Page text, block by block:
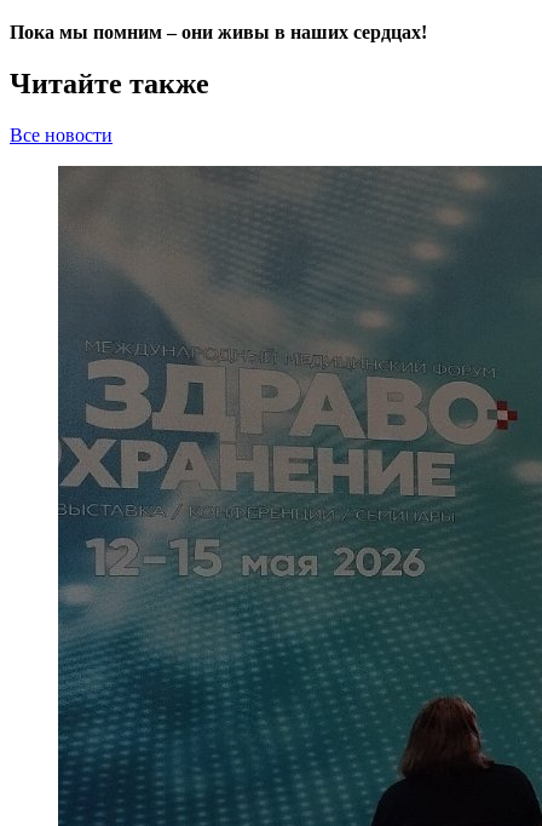
Пока мы помним – они живы в наших сердцах!
Читайте также
Все новости